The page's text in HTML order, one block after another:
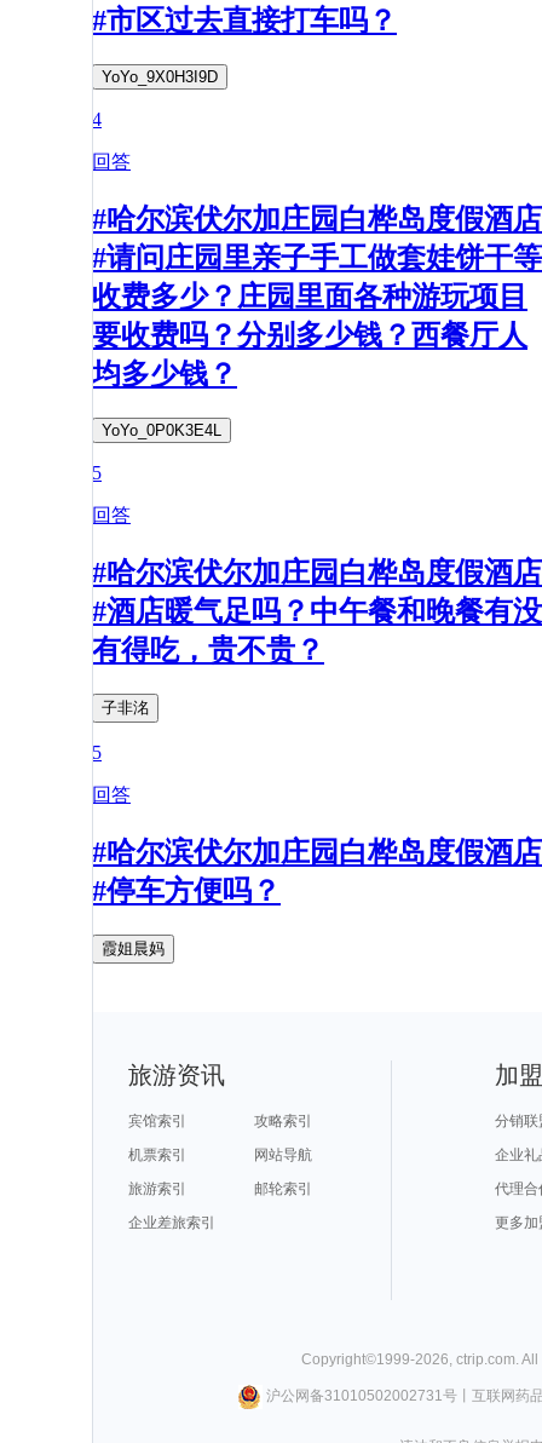
#市区过去直接打车吗？
YoYo_9X0H3I9D
4
回答
#哈尔滨伏尔加庄园白桦岛度假酒店
#请问庄园里亲子手工做套娃饼干等
收费多少？庄园里面各种游玩项目
要收费吗？分别多少钱？西餐厅人
均多少钱？
YoYo_0P0K3E4L
5
回答
#哈尔滨伏尔加庄园白桦岛度假酒店
#酒店暖气足吗？中午餐和晚餐有没
有得吃，贵不贵？
子非洺
5
回答
#哈尔滨伏尔加庄园白桦岛度假酒店
#停车方便吗？
霞姐晨妈
旅游资讯
宾馆索引
攻略索引
机票索引
网站导航
旅游索引
邮轮索引
企业差旅索引
加
分销联
企业礼
代理合
更多加
Copyright©1999-2026, ctrip.com.
沪公网备31010502002731号丨 互联网药